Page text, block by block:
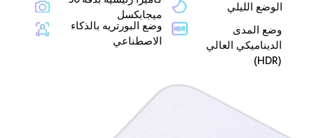
ميجابكسل
الوضع الليلي
وضع البورتريه بالذكاء
الاصطناعي
وضع المدى
الديناميكي العالي
(HDR)